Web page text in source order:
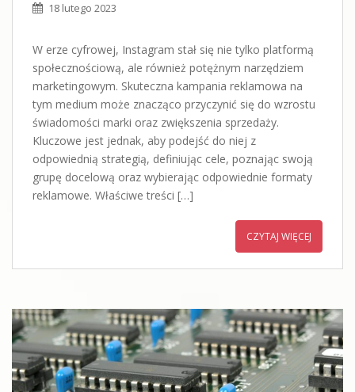
18 lutego 2023
W erze cyfrowej, Instagram stał się nie tylko platformą
społecznościową, ale również potężnym narzędziem
marketingowym. Skuteczna kampania reklamowa na
tym medium może znacząco przyczynić się do wzrostu
świadomości marki oraz zwiększenia sprzedaży.
Kluczowe jest jednak, aby podejść do niej z
odpowiednią strategią, definiując cele, poznając swoją
grupę docelową oraz wybierając odpowiednie formaty
reklamowe. Właściwe treści […]
CZYTAJ WIĘCEJ